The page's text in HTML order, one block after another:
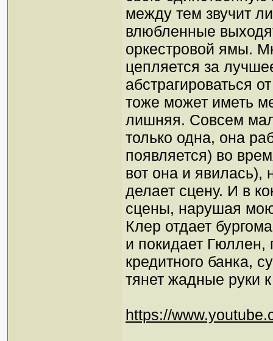
между тем звучит
влюбленные
оркестровой ямы.
цепляется за
абстрагироваться
тоже может иметь
лишняя. Совсем
только одна, она
появляется) во
вот она и явилась),
делает сцену. И в
сцены, нарушая
Клер отдает
и покидает Гюллен,
кредитного банка,
тянет жадные руки
https://